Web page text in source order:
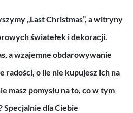
„Last Christmas”, a witryny
światełek i dekoracji.
a wzajemne obdarowywanie
radości, o ile nie kupujesz ich na
masz pomysłu na to, co w tym
dla Ciebie